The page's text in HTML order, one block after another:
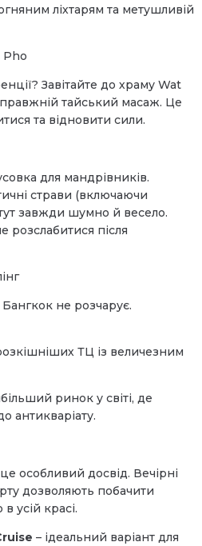
ліхтарям та метушливій
Pho
Завітайте до храму Wat
тайський масаж. Це
та відновити сили.
для мандрівників.
страви (включаючи
завжди шумно й весело.
розслабитися після
не розчарує.
ТЦ із величезним
ринок у світі, де
антикваріату.
особливий досвід. Вечірні
дозволяють побачити
в усій красі.
– ідеальний варіант для